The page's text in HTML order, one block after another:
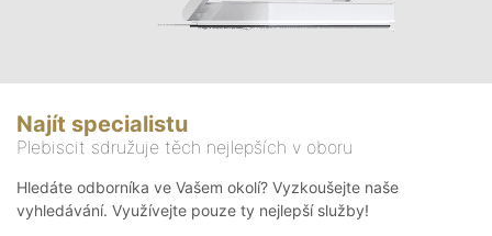
Najít specialistu
Plebiscit sdružuje těch nejlepších v oboru
Hledáte odborníka ve Vašem okolí? Vyzkoušejte naše
vyhledávání. Využívejte pouze ty nejlepší služby!